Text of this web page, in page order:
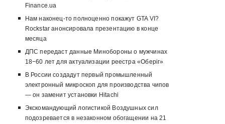
Finance.ua
Нам наконец-то полноценно покажут GTA VI?
Rockstar анонсировала презентацию в конце
месяца
ДПС передаст данные Минобороны о мужчинах
18−60 лет для актуализации реестра «Оберіг»
В России создадут первый промышленный
электронный микроскоп для производства чипов
— он заменит установки Hitachi
Экскомандующий логистикой Воздушных сил
подозревается в незаконном обогащении на 21